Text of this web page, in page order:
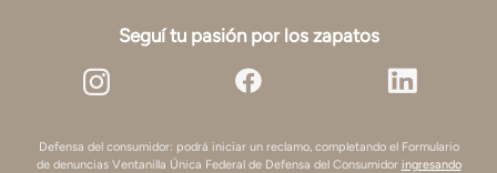
Seguí tu pasión por los zapatos
Defensa del consumidor: podrá iniciar un reclamo, completando el Formulario
de denuncias Ventanilla Única Federal de Defensa del Consumidor ingresando